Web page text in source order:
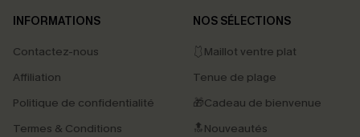
INFORMATIONS
Contactez-nous
Affiliation
Politique de confidentialité
Termes & Conditions
NOS SÉLECTIONS
🩱Maillot ventre plat
Tenue de plage
🎁Cadeau de bienvenue
🔝Nouveautés